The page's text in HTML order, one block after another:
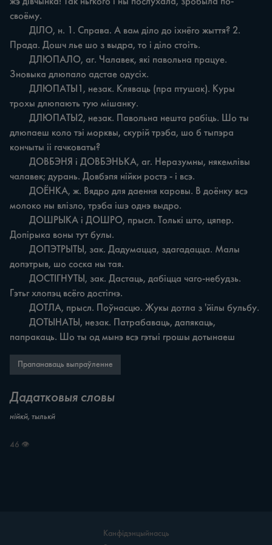
своёму.
Прада. Дошч лье шо з выдра, то i діло стоіть.
Зновыка длюпало адстае одусіх.
трохы длюпають тую мішанку.
длюпаеш коло тэі морквы, скурій трэба, шо б тыпэра
кончыты ii гачковаты?
чалавек; дурань. Довбэпя нійки ростэ - i всэ.
молоко ны влізло, трэба ішэ однэ выдро.
Допірыка воны тут булы.
допэтрыв, шо соска ны тая.
Гэтьг хлопэц всёго достігнэ.
папракаць. Шо ты од мынэ всэ гэтыі грошы дотынаеш
Прапанаваць выпраўленне
Дадатковыя словы
нійкй, тылькй
46 👁
Канфідэнцыйнасць